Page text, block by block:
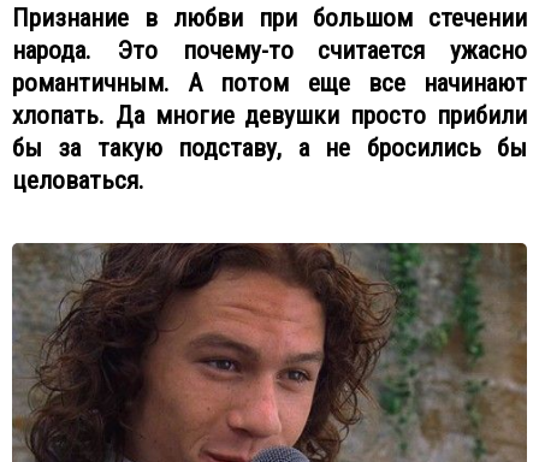
Признание в любви при большом стечении
народа. Это почему-то считается ужасно
романтичным. А потом еще все начинают
хлопать. Да многие девушки просто прибили
бы за такую подставу, а не бросились бы
целоваться.